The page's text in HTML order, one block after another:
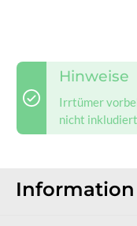
Hinweise
Irrtümer
nicht
Information